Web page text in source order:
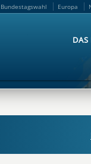
Bundestagswahl Europa
DAS
Bundestagswahl Europa
DAS